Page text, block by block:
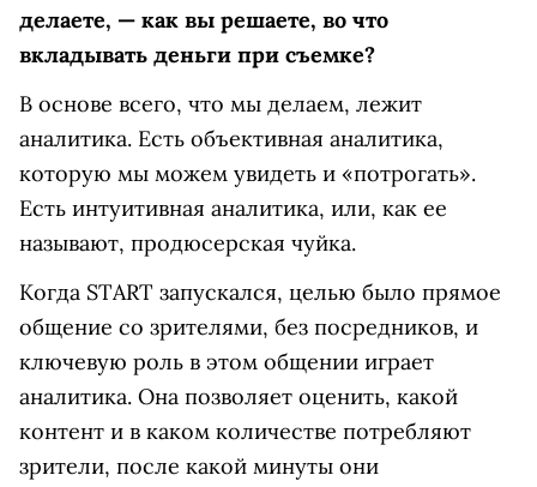
делаете, — как вы решаете, во что
вкладывать деньги при съемке?
В основе всего, что мы делаем, лежит
аналитика. Есть объективная аналитика,
которую мы можем увидеть и «потрогать».
Есть интуитивная аналитика, или, как ее
называют, продюсерская чуйка.
Когда START запускался, целью было прямое
общение со зрителями, без посредников, и
ключевую роль в этом общении играет
аналитика. Она позволяет оценить, какой
контент и в каком количестве потребляют
зрители, после какой минуты они